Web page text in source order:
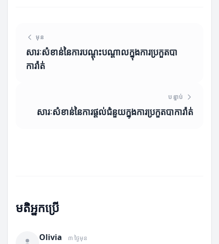
មុន
សារៈសំខាន់នៃការបណ្ដុះបណ្ដាលក្នុងការប្រកួតបា
ការ៉ាត់
បន្ទាប់
សារៈសំខាន់នៃការផ្តល់ជំនួយក្នុងការប្រកួតបាការ៉ាត់
មតិអ្នកប្រើ
Olivia ៣ ថ្ងៃមុន